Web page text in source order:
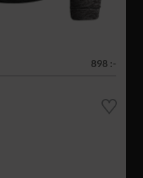
898 :-